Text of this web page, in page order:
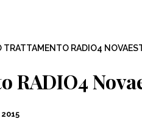
TRATTAMENTO RADIO4
RADIO4